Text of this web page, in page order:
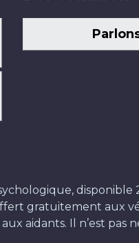
disponible
gratuitement aux
aidants. Il n’est pas